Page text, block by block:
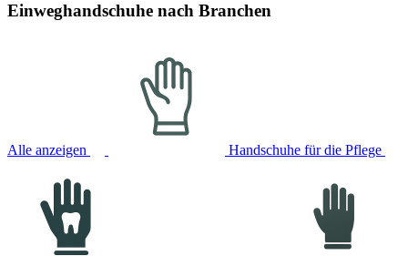
Einweghandschuhe nach Branchen
Alle anzeigen Handschuhe für die Pflege